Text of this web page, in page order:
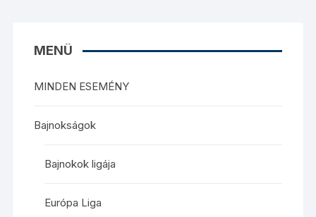
MENÜ
MINDEN ESEMÉNY
Bajnokságok
Bajnokok ligája
Európa Liga